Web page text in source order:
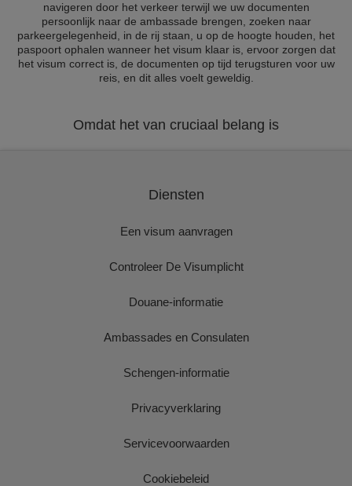
navigeren door het verkeer terwijl we uw documenten
persoonlijk naar de ambassade brengen, zoeken naar
parkeergelegenheid, in de rij staan, u op de hoogte houden, het
paspoort ophalen wanneer het visum klaar is, ervoor zorgen dat
het visum correct is, de documenten op tijd terugsturen voor uw
reis, en dit alles voelt geweldig.
Omdat het van cruciaal belang is
Diensten
Een visum aanvragen
Controleer De Visumplicht
Douane-informatie
Ambassades en Consulaten
Schengen-informatie
Privacyverklaring
Servicevoorwaarden
Cookiebeleid